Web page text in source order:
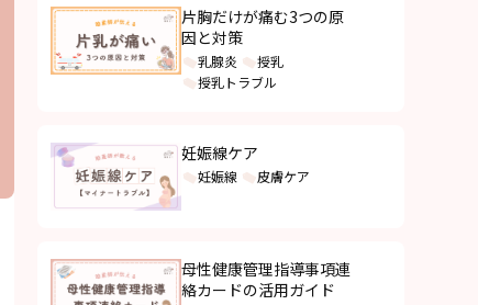
片胸だけが痛む3つの原
因と対策
乳腺炎
授乳
授乳トラブル
妊娠線ケア
妊娠線 皮膚ケア
母性健康管理指導事項連
絡カードの活用ガイド